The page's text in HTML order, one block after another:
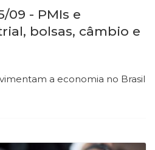
09 - PMIs e
bolsas, câmbio e
a economia no Brasil